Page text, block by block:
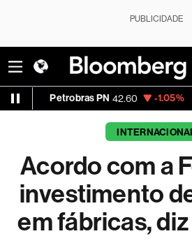
PUBLICIDADE
PN 42.60 -1.05% Vale ON
Acordo com a
investimento
em fábricas,